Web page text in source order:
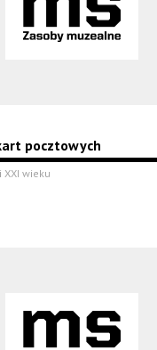
pocztowych
XXI wieku